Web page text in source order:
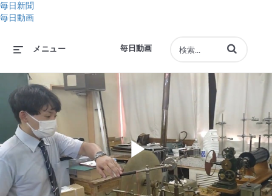
毎日新聞
毎日動画
毎日動画
メニュー 動画の検索語句
Play